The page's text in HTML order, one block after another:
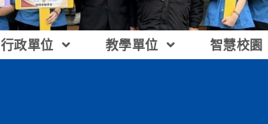
行政單位 教學單位 智慧校園